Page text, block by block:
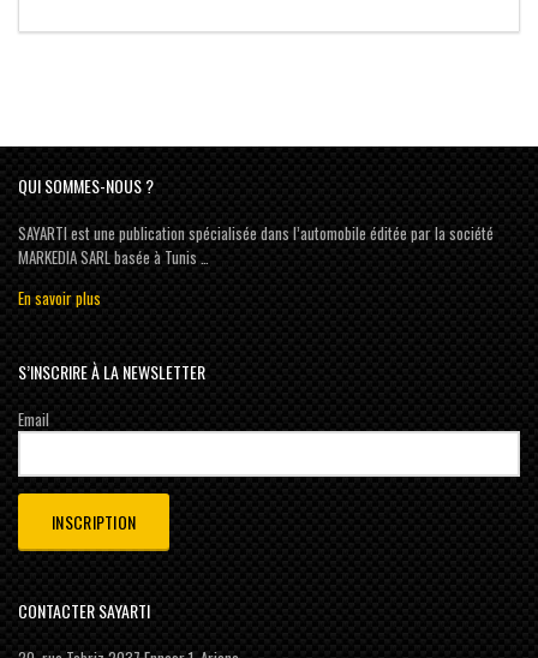
QUI SOMMES-NOUS ?
SAYARTI est une publication spécialisée dans l’automobile éditée par la société
MARKEDIA SARL basée à Tunis …
En savoir plus
S’INSCRIRE À LA NEWSLETTER
Email
CONTACTER SAYARTI